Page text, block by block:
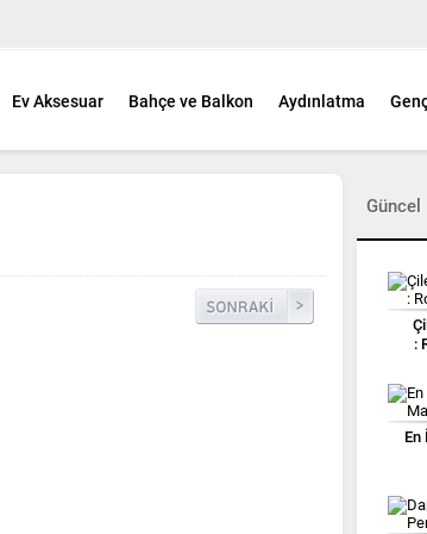
Ev Aksesuar Bahçe ve Balkon Aydınlatma
Güncel
:
En